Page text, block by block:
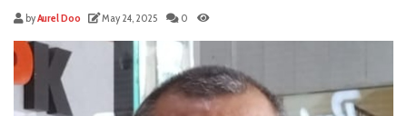
byAurel Doo May 24, 2025 0